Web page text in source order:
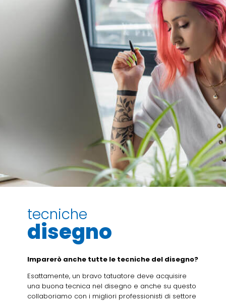
tecniche
disegno
Imparerò anche tutte le tecniche del disegno?
Esattamente, un bravo tatuatore deve acquisire
una buona tecnica nel disegno e anche su questo
collaboriamo con i migliori professionisti di settore